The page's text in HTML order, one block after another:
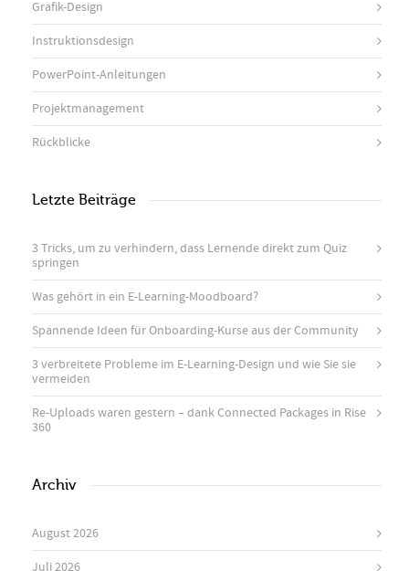
Grafik-Design
Instruktionsdesign
PowerPoint-Anleitungen
Projektmanagement
Rückblicke
Letzte Beiträge
3 Tricks, um zu verhindern, dass Lernende direkt zum Quiz
springen
Was gehört in ein E-Learning-Moodboard?
Spannende Ideen für Onboarding-Kurse aus der Community
3 verbreitete Probleme im E-Learning-Design und wie Sie sie
vermeiden
Re-Uploads waren gestern – dank Connected Packages in Rise
360
Archiv
August 2026
Juli 2026